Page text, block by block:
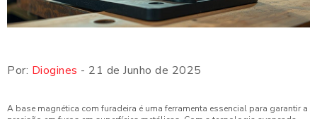
Por: Diogines - 21 de Junho de 2025
A base magnética com furadeira é uma ferramenta essencial para garantir a